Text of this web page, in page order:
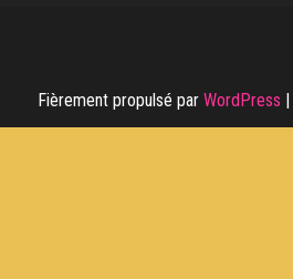
Fièrement propulsé par WordPress |